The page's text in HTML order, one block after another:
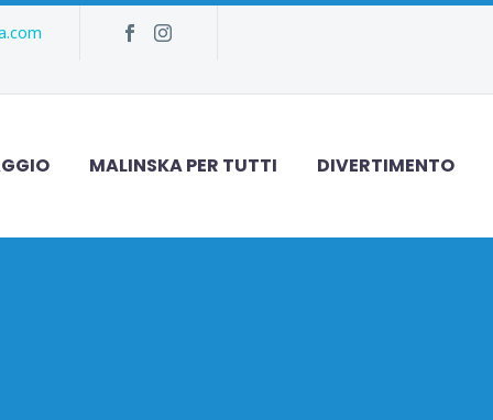
MALINSKA PER TUTTI DIVERTIMENTO